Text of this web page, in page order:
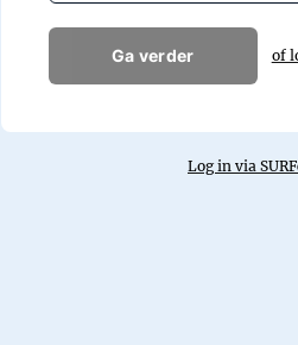
Ga verder of
Log in via